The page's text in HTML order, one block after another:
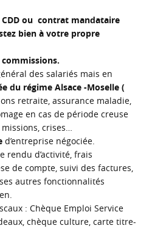
ou contrat mandataire
bien à votre propre
des salariés mais en
du régime Alsace -Moselle (
retraite, assurance maladie,
en cas de période creuse
crises…
d’entreprise négociée.
rendu d’activité, frais
de compte, suivi des factures,
autres fonctionnalités
: Chèque Emploi Service
chèque culture, carte titre-